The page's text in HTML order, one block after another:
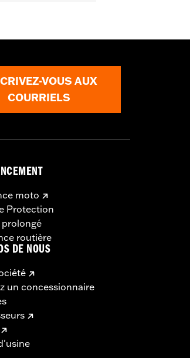
VOUS AUX
COURRIELS
moto
Protection
routière
DE NOUS
un concessionnaire